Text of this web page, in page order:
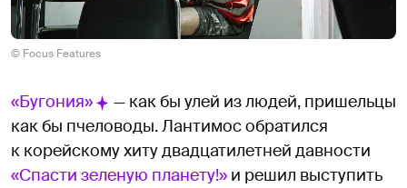
© Focus Features
«Бугония»
— как бы улей из людей, пришельцы
как бы пчеловоды. Лантимос обратился
к корейскому хиту двадцатилетней давности
«Спасти зеленую планету!» и решил выступить